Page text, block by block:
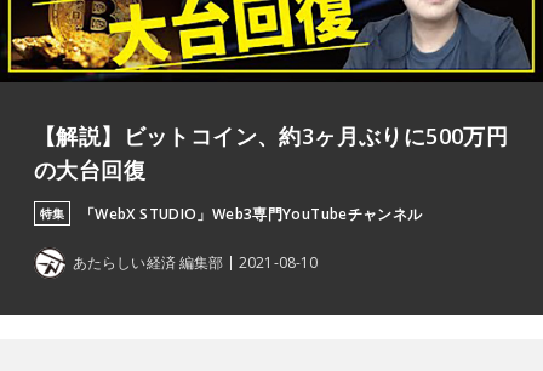
【解説】ビットコイン、約3ヶ月ぶりに500万円
の大台回復
特集 「WebX STUDIO」Web3専門YouTubeチャンネル
あたらしい経済 編集部 2021-08-10